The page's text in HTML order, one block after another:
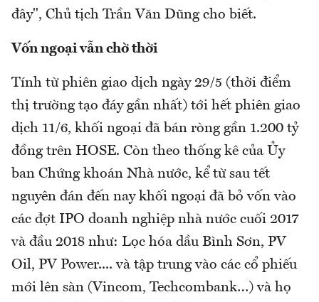
đây", Chủ tịch Trần Văn Dũng cho biết.
Vốn ngoại vẫn chờ thời
Tính từ phiên giao dịch ngày 29/5 (thời điểm
thị trường tạo đáy gần nhất) tới hết phiên giao
dịch 11/6, khối ngoại đã bán ròng gần 1.200 tỷ
đồng trên HOSE. Còn theo thống kê của Ủy
ban Chứng khoán Nhà nước, kể từ sau tết
nguyên đán đến nay khối ngoại đã bỏ vốn vào
các đợt IPO doanh nghiệp nhà nước cuối 2017
và đầu 2018 như: Lọc hóa dầu Bình Sơn, PV
Oil, PV Power.... và tập trung vào các cổ phiếu
mới lên sàn (Vincom, Techcombank…) và họ